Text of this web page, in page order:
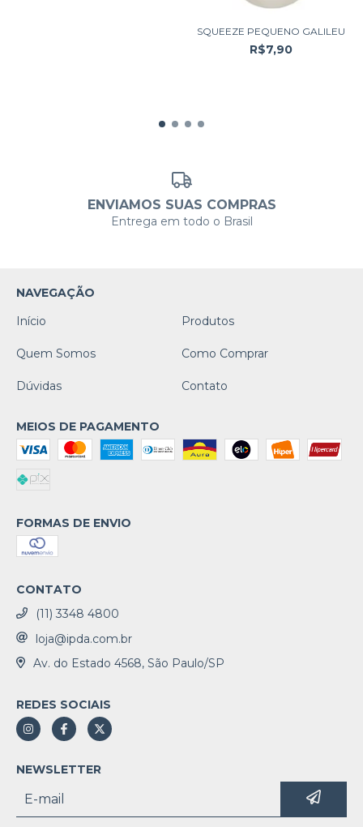
SQUEEZE PEQUENO GALILEU
R$7,90
ENVIAMOS SUAS COMPRAS
Entrega em todo o Brasil
NAVEGAÇÃO
Início
Produtos
Quem Somos Como Comprar
Dúvidas Contato
MEIOS DE PAGAMENTO
FORMAS DE ENVIO
CONTATO
(11) 3348 4800
loja@ipda.com.br
Av. do Estado 4568, São Paulo/SP
REDES SOCIAIS
NEWSLETTER